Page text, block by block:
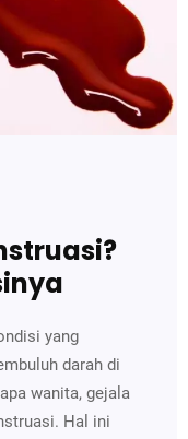
yang
darah di
wanita, gejala
Hal ini